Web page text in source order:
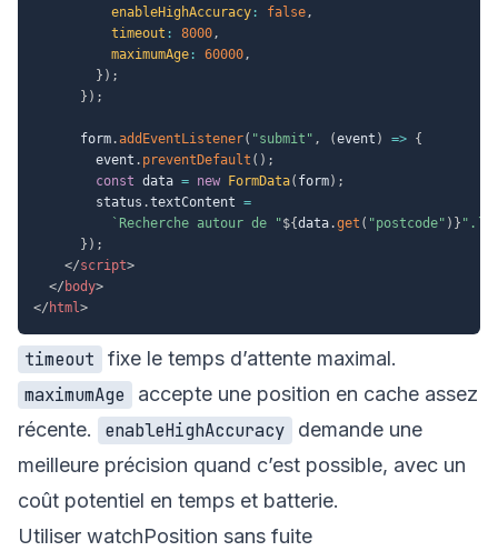
enableHighAccuracy : false,
timeout : 8000,
maximumAge : 60000,
} ) ;
} ) ;
      form
.addEventListener( "submit" , (event ) => {
        event
. preventDefault ( ) ;
const data = new FormData( form) ;
        status
.textContent =
` Recherche autour de "${data.get ( "postcode" ) } ".
} ) ;
</script>
</ body>
</ html>
timeout
fixe le temps d’attente maximal.
maximumAge
accepte une position en cache assez
récente.
enableHighAccuracy
demande une
meilleure précision quand c’est possible, avec un
coût potentiel en temps et batterie.
Utiliser watchPosition sans fuite